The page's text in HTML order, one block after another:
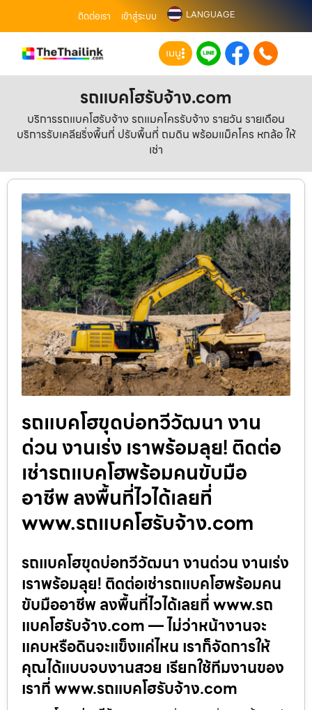
ติดต่อเรา เข้าสู่ระบบ LANGUAGE
เมนู
รถแบคโฮรับจ้าง.com
บริการรถแบคโฮรับจ้าง รถแมคโครรับจ้าง รายวัน รายเดือน
บริการรับเคลียริ่งพื้นที่ ปรับพื้นที่ ถมดิน พร้อมแม็คโคร หกล้อ ให้
เช่า
รถแบคโฮขุดบ่อทวีวัฒนา งาน
ด่วน งานเร่ง เราพร้อมลุย! ติดต่อ
เช่ารถแบคโฮพร้อมคนขับมือ
อาชีพ ลงพื้นที่ไวได้เลยที่
www.รถแบคโฮรับจ้าง.com
รถแบคโฮขุดบ่อทวีวัฒนา งานด่วน งานเร่ง
เราพร้อมลุย! ติดต่อเช่ารถแบคโฮพร้อมคน
ขับมืออาชีพ ลงพื้นที่ไวได้เลยที่ www.รถ
แบคโฮรับจ้าง.com — ไม่ว่าหน้างานจะ
แคบหรือดินจะแข็งแค่ไหน เราก็จัดการให้
คุณได้แบบจบงานสวย เรียกใช้ทีมงานของ
เราที่ www.รถแบคโฮรับจ้าง.com